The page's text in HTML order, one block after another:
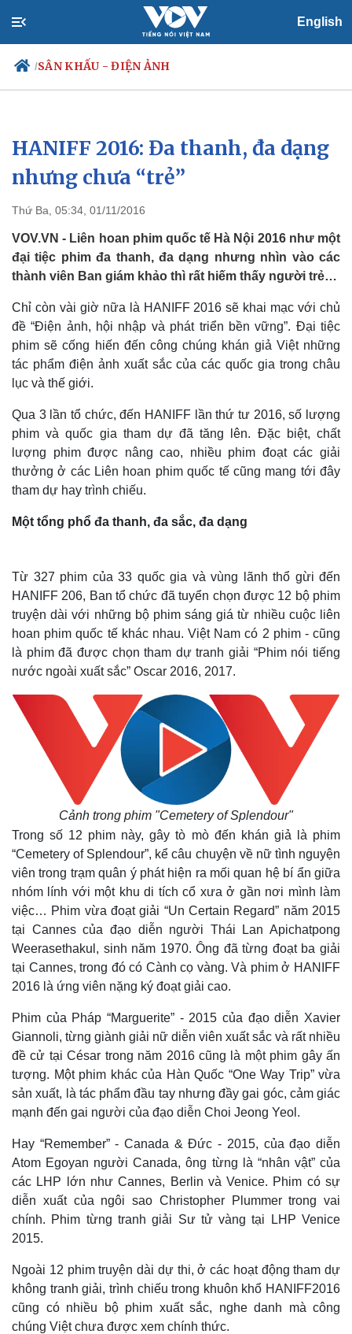
English
/SÂN KHẤU - ĐIỆN ẢNH
Chính trị
Đảng
Tổ chức nhân sự
Nhận diện sự thật
Xã hội
Việc làm
Biển đảo
Thế giới
Quan sát
Cuộc sống đó đây
Hồ sơ
Multimedia
Ảnh
E-Magazine
Infographic
HANIFF 2016: Đa thanh, đa dạng
nhưng chưa “trẻ”
Thứ Ba, 05:34, 01/11/2016
VOV.VN - Liên hoan phim quốc tế Hà Nội 2016 như một
đại tiệc phim đa thanh, đa dạng nhưng nhìn vào các
thành viên Ban giám khảo thì rất hiếm thấy người trẻ…
Chỉ còn vài giờ nữa là HANIFF 2016 sẽ khai mạc với chủ
đề “Điện ảnh, hội nhập và phát triển bền vững”. Đại tiệc
phim sẽ cống hiến đến công chúng khán giả Việt những
tác phẩm điện ảnh xuất sắc của các quốc gia trong châu
lục và thế giới.
Qua 3 lần tổ chức, đến HANIFF lần thứ tư 2016, số lượng
phim và quốc gia tham dự đã tăng lên. Đặc biệt, chất
lượng phim được nâng cao, nhiều phim đoạt các giải
thưởng ở các Liên hoan phim quốc tế cũng mang tới đây
tham dự hay trình chiếu.
Một tổng phổ đa thanh, đa sắc, đa dạng
Từ 327 phim của 33 quốc gia và vùng lãnh thổ gừi đến
HANIFF 206, Ban tổ chức đã tuyển chọn được 12 bộ phim
truyện dài với những bộ phim sáng giá từ nhiều cuộc liên
hoan phim quốc tế khác nhau. Việt Nam có 2 phim - cũng
là phim đã được chọn tham dự tranh giải “Phim nói tiếng
nước ngoài xuất sắc” Oscar 2016, 2017.
Cảnh trong phim "Cemetery of Splendour"
Trong số 12 phim này, gây tò mò đến khán giả là phim
“Cemetery of Splendour”, kể câu chuyện về nữ tình nguyện
viên trong trạm quân ý phát hiện ra mối quan hệ bí ẩn giữa
nhóm lính với một khu di tích cổ xưa ở gần nơi mình làm
việc… Phim vừa đoạt giải “Un Certain Regard” năm 2015
tại Cannes của đạo diễn người Thái Lan Apichatpong
Weerasethakul, sinh năm 1970. Ông đã từng đoạt ba giải
tại Cannes, trong đó có Cành cọ vàng. Và phim ở HANIFF
2016 là ứng viên nặng ký đoạt giải cao.
Phim của Pháp “Marguerite” - 2015 của đạo diễn Xavier
Giannoli, từng giành giải nữ diễn viên xuất sắc và rất nhiều
đề cử tại César trong năm 2016 cũng là một phim gây ấn
tượng. Một phim khác của Hàn Quốc “One Way Trip” vừa
sản xuất, là tác phẩm đầu tay nhưng đầy gai góc, cảm giác
mạnh đến gai người của đạo diễn Choi Jeong Yeol.
Hay “Remember” - Canada & Đức - 2015, của đạo diễn
Atom Egoyan người Canada, ông từng là “nhân vật” của
các LHP lớn như Cannes, Berlin và Venice. Phim có sự
diễn xuất của ngôi sao Christopher Plummer trong vai
chính. Phim từng tranh giải Sư tử vàng tại LHP Venice
2015.
Ngoài 12 phim truyện dài dự thi, ở các hoạt động tham dự
không tranh giải, trình chiếu trong khuôn khổ HANIFF2016
cũng có nhiều bộ phim xuất sắc, nghe danh mà công
chúng Việt chưa được xem chính thức.